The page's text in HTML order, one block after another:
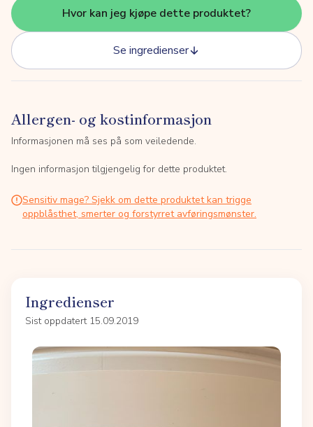
Hvor kan jeg kjøpe dette produktet?
Se ingredienser
Allergen- og kostinformasjon
Informasjonen må ses på som veiledende.
Ingen informasjon tilgjengelig for dette produktet.
Sensitiv mage? Sjekk om dette produktet kan trigge
oppblåsthet, smerter og forstyrret avføringsmønster.
Ingredienser
Sist oppdatert 15.09.2019